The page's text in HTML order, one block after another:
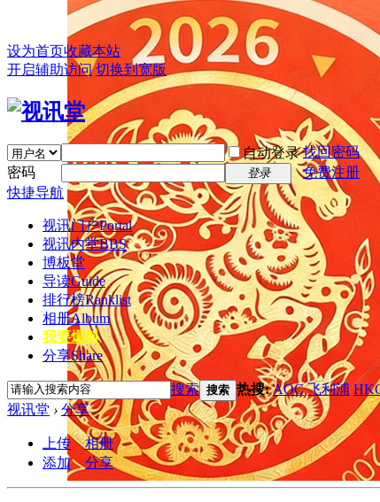
设为首页收藏本站
开启辅助访问 切换到宽版
自动登录 找回密码
密码
登录
免费注册
快捷导航
视讯门户Portal
视讯内堂BBS
博板堂
导读Guide
排行榜Ranklist
相册Album
我要爆料
分享Share
搜索 搜索 热搜:AOC 飞利浦
视讯堂 › 分享
上传
相册
添加
分享